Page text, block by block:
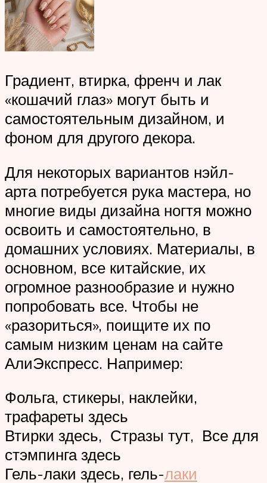
Градиент, втирка, френч и лак
«кошачий глаз» могут быть и
самостоятельным дизайном, и
фоном для другого декора.
Для некоторых вариантов нэйл-
арта потребуется рука мастера, но
многие виды дизайна ногтя можно
освоить и самостоятельно, в
домашних условиях. Материалы, в
основном, все китайские, их
огромное разнообразие и нужно
попробовать все. Чтобы не
«разориться», поищите их по
самым низким ценам на сайте
АлиЭкспресс. Например:
Фольга, стикеры, наклейки,
трафареты здесь
Втирки здесь, Стразы тут, Все для
стэмпинга здесь
Гель-лаки здесь, гель-лаки